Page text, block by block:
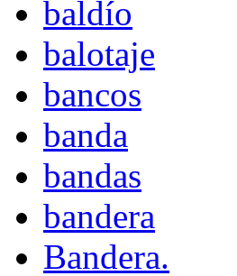
baldío
balotaje
bancos
banda
bandas
bandera
Bandera.